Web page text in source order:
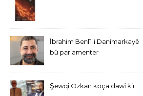
İbrahim Benlî li Danîmarkayê
bû parlamenter
Şewqî Ozkan koça dawî kir